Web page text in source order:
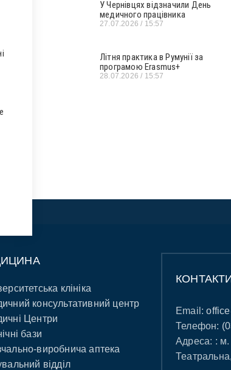
У Чернівцях відзначили День
медичного працівника
27.07.2026 15:57
Літня практика в Румунії за
програмою Erasmus+
28.07.2026 15:57
клініка
консультативний центр
Центри
бази
виробнича аптека
відділ
Email:
Телефон:
Адреса: : м.